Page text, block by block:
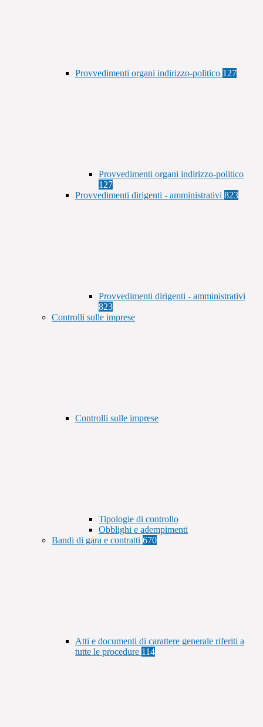
Provvedimenti organi indirizzo-politico 127
Provvedimenti organi indirizzo-politico
127
Provvedimenti dirigenti - amministrativi 823
Provvedimenti dirigenti - amministrativi
823
Controlli sulle imprese
Controlli sulle imprese
Tipologie di controllo
Obblighi e adempimenti
Bandi di gara e contratti 670
Atti e documenti di carattere generale riferiti a
tutte le procedure 114